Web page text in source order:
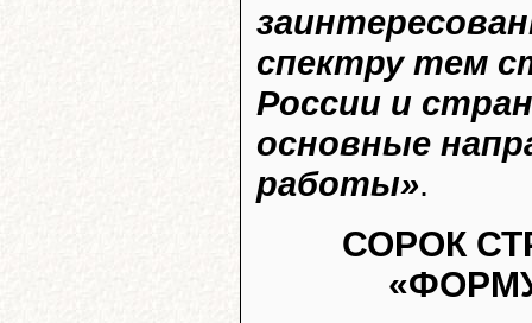
спектру тем
России и
основные
работы».
СОРОК